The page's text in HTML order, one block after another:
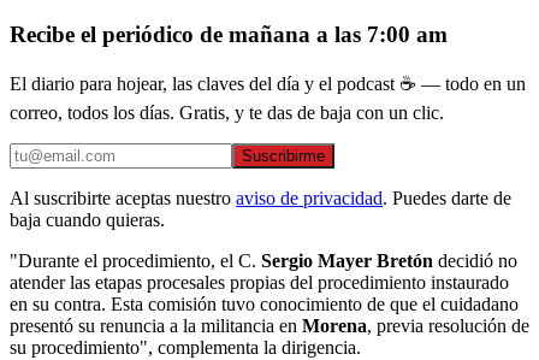
Recibe el periódico de mañana a las 7:00 am
El diario para hojear, las claves del día y el podcast ☕ — todo en un
correo, todos los días. Gratis, y te das de baja con un clic.
Suscribirme
Al suscribirte aceptas nuestro aviso de privacidad. Puedes darte de
baja cuando quieras.
"Durante el procedimiento, el C. Sergio Mayer Bretón decidió no
atender las etapas procesales propias del procedimiento instaurado
en su contra. Esta comisión tuvo conocimiento de que el cuidadano
presentó su renuncia a la militancia en Morena, previa resolución de
su procedimiento", complementa la dirigencia.